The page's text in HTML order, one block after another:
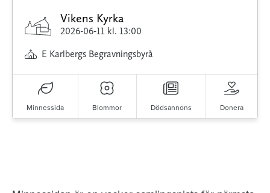
Vikens Kyrka
2026-06-11 kl. 13:00
E Karlbergs Begravningsbyrå
Minnessida Blommor Dödsannons Donera